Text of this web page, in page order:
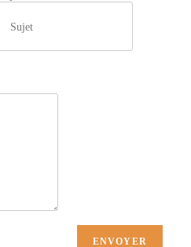
ENVOYER